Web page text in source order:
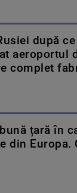
după
aeroportul
complet
țară în
din Europa.